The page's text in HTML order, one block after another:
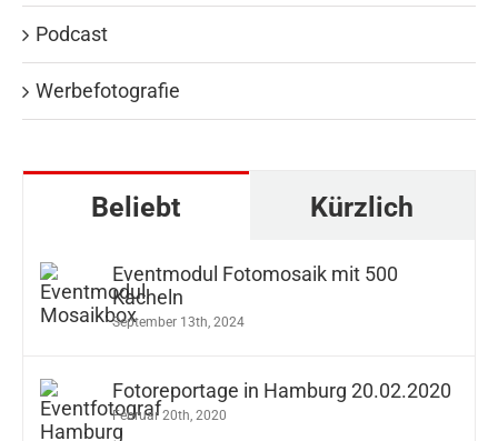
Podcast
Werbefotografie
Beliebt Kürzlich
Eventmodul Fotomosaik mit 500
Kacheln
September 13th, 2024
Fotoreportage in Hamburg 20.02.2020
Februar 20th, 2020